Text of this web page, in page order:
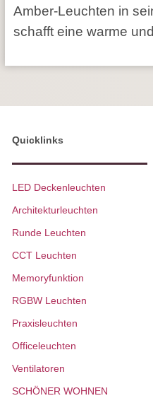
Amber-Leuchten in
schafft eine warme
Quicklinks
LED Deckenleuchten
Architekturleuchten
Runde Leuchten
CCT Leuchten
Memoryfunktion
RGBW Leuchten
Praxisleuchten
Officeleuchten
Ventilatoren
SCHÖNER WOHNEN